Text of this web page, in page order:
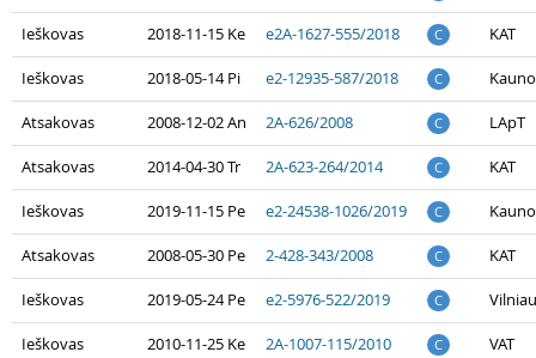
Ieškovas 2018-11-15 Ke e2A-1627-555/2018 C KAT
Ieškovas 2018-05-14 Pi e2-12935-587/2018 C
Atsakovas 2008-12-02 An 2A-626/2008 C LApT
Atsakovas 2014-04-30 Tr 2A-623-264/2014 C KAT
Ieškovas 2019-11-15 Pe e2-24538-1026/2019 C
Atsakovas 2008-05-30 Pe 2-428-343/2008 C KAT
Ieškovas 2019-05-24 Pe e2-5976-522/2019 C
Ieškovas 2010-11-25 Ke 2A-1007-115/2010 C VAT